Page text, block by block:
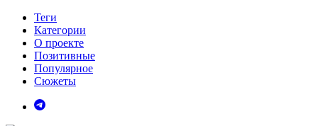
Теги
Категории
О проекте
Позитивные
Популярное
Сюжеты